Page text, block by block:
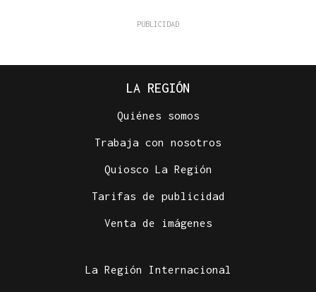
LA REGIÓN
Quiénes somos
Trabaja con nosotros
Quiosco La Región
Tarifas de publicidad
Venta de imágenes
La Región Internacional